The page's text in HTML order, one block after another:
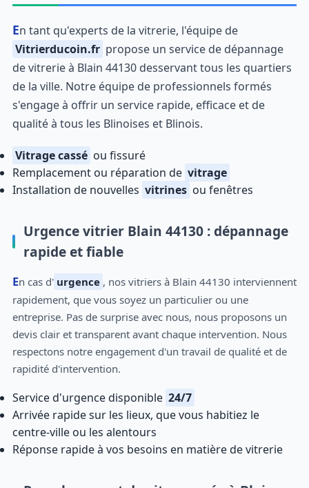
En tant qu'experts de la vitrerie, l'équipe de
Vitrierducoin.fr propose un service de dépannage
de vitrerie à Blain 44130 desservant tous les quartiers
de la ville. Notre équipe de professionnels formés
s'engage à offrir un service rapide, efficace et de
qualité à tous les Blinoises et Blinois.
Vitrage cassé ou fissuré
Remplacement ou réparation de vitrage
Installation de nouvelles vitrines ou fenêtres
Urgence vitrier Blain 44130 : dépannage
rapide et fiable
En cas d' urgence , nos vitriers à Blain 44130 interviennent
rapidement, que vous soyez un particulier ou une
entreprise. Pas de surprise avec nous, nous proposons un
devis clair et transparent avant chaque intervention. Nous
respectons notre engagement d'un travail de qualité et de
rapidité d'intervention.
Service d'urgence disponible 24/7
Arrivée rapide sur les lieux, que vous habitiez le
centre-ville ou les alentours
Réponse rapide à vos besoins en matière de vitrerie